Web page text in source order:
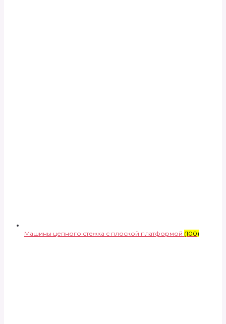
Машины цепного стежка с плоской платформой (100)